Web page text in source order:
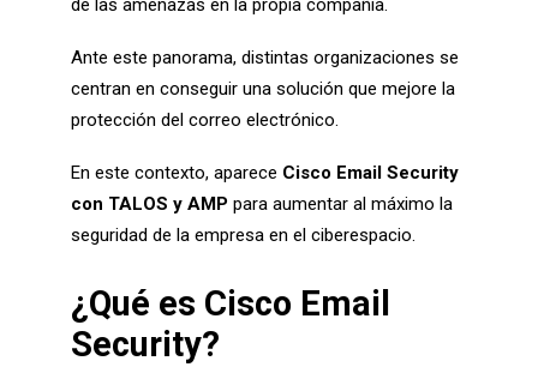
de las amenazas en la propia compañía.
Ante este panorama, distintas organizaciones se
centran en conseguir una solución que mejore la
protección del correo electrónico.
En este contexto, aparece Cisco Email Security
con TALOS y AMP para aumentar al máximo la
seguridad de la empresa en el ciberespacio.
¿Qué es Cisco Email
Security?